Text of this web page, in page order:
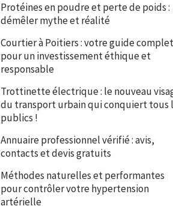
Protéines en poudre et perte de poids :
démêler mythe et réalité
Courtier à Poitiers : votre guide complet
pour un investissement éthique et
responsable
Trottinette électrique : le nouveau
du transport urbain qui conquiert tous
publics !
Annuaire professionnel vérifié : avis,
contacts et devis gratuits
Méthodes naturelles et performantes
pour contrôler votre hypertension
artérielle